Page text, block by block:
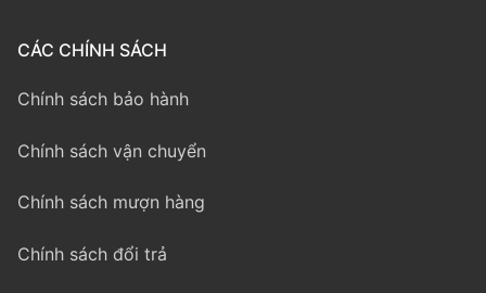
CÁC CHÍNH SÁCH
Chính sách bảo hành
Chính sách vận chuyển
Chính sách mượn hàng
Chính sách đổi trả